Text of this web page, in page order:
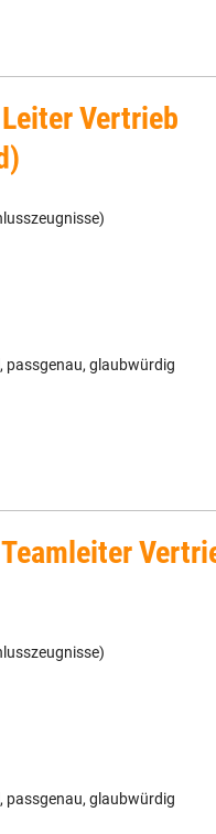
Vertrieb
passgenau, glaubwürdig
passgenau, glaubwürdig